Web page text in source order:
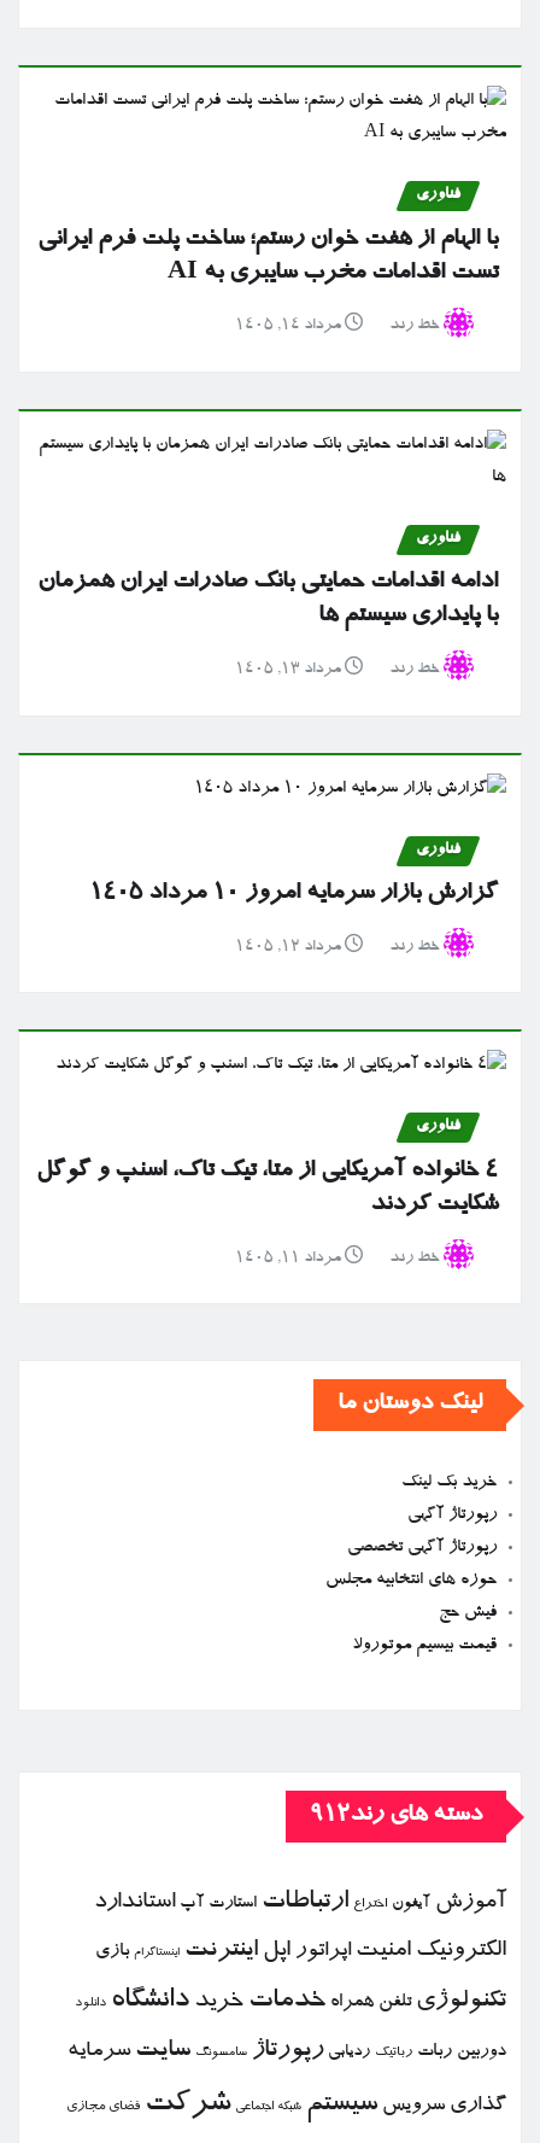
فناوری
با الهام از هفت خوان رستم؛ ساخت پلت فرم ایرانی
تست اقدامات مخرب سایبری به AI
خط رند مرداد ۱۴, ۱۴۰۵
فناوری
ادامه اقدامات حمایتی بانک صادرات ایران همزمان
با پایداری سیستم ها
خط رند مرداد ۱۳, ۱۴۰۵
فناوری
گزارش بازار سرمایه امروز ۱۰ مرداد ۱۴۰۵
خط رند مرداد ۱۲, ۱۴۰۵
فناوری
۴ خانواده آمریکایی از متا، تیک تاک، اسنپ و گوگل
شکایت کردند
خط رند مرداد ۱۱, ۱۴۰۵
لینک دوستان ما
خرید بک لینک
رپورتاژ آگهی
رپورتاژ آگهی تخصصی
حوزه های انتخابیه مجلس
فیش حج
قیمت بیسیم موتورولا
دسته های رند912
آموزش آیفون اختراع ارتباطات استارت آپ استاندارد
الكترونیك امنیت اپراتور اپل اینترنت اینستاگرام بازی
تكنولوژی تلفن همراه خدمات خرید دانشگاه دانلود
دوربین ربات رباتیك ردیابی رپورتاژ سامسونگ سایت سرمایه
گذاری سرویس سیستم شبكه اجتماعی شركت فضای مجازی